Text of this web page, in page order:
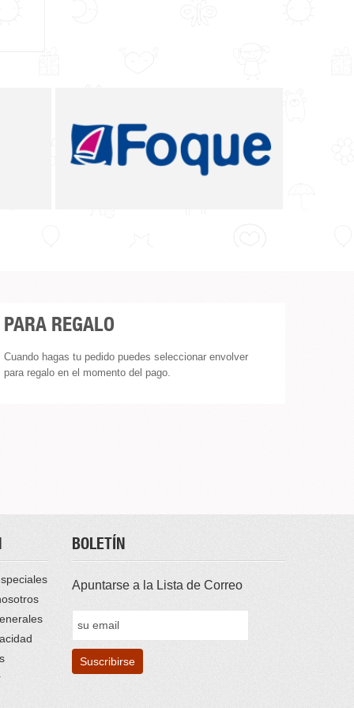
PARA REGALO
Cuando hagas tu pedido puedes seleccionar envolver
para regalo en el momento del pago.
BOLETÍN
Apuntarse a la Lista de Correo